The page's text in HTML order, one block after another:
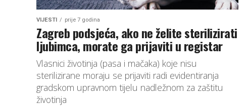
VIJESTI prije 7 godina
Zagreb podsjeća, ako ne želite sterilizirati
ljubimca, morate ga prijaviti u registar
Vlasnici životinja (pasa i mačaka) koje nisu
sterilizirane moraju se prijaviti radi evidentiranja
gradskom upravnom tijelu nadležnom za zaštitu
životinja